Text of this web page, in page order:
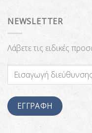
NEWSLETTER
Λάβετε τις ειδικές